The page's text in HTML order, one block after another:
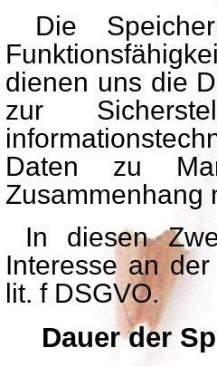
Die
dienen uns die
zur
Daten zu
Zusammenhang
In diesen
Interesse an
lit. f DSGVO.
Dauer der